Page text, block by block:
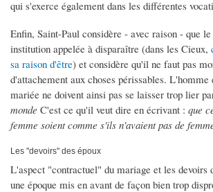
qui s'exerce également dans les différentes
Enfin, Saint-Paul considère - avec raison - que
institution appelée à disparaître (dans les Cieux,
sa raison d'être) et considère qu'il ne faut pas
d'attachement aux choses périssables.
mariée ne doivent ainsi pas se laisser trop lier
monde C'est ce qu'il veut dire en écrivant : que
femme soient comme s'ils n'avaient pas de
Les "devoirs" des époux
L'aspect "contractuel" du mariage et les devoirs
une époque mis en avant de façon bien trop